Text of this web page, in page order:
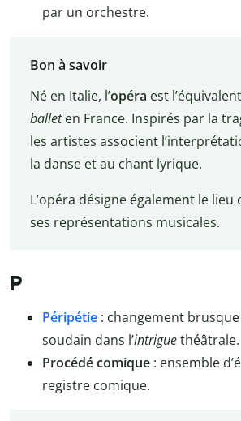
par un orchestre.
Bon à savoir
Né en Italie, l’opéra est
balleten France. Inspirés par la
les artistes associent
la danse et au chant lyrique.
L’opéra désigne également le
ses représentations musicales.
P
Péripétie : changement
soudain dans l’intriguethéâtrale.
Procédé comique : ensemble
registre comique.